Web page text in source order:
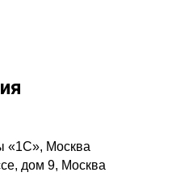
«1С», Москва
дом 9, Москва